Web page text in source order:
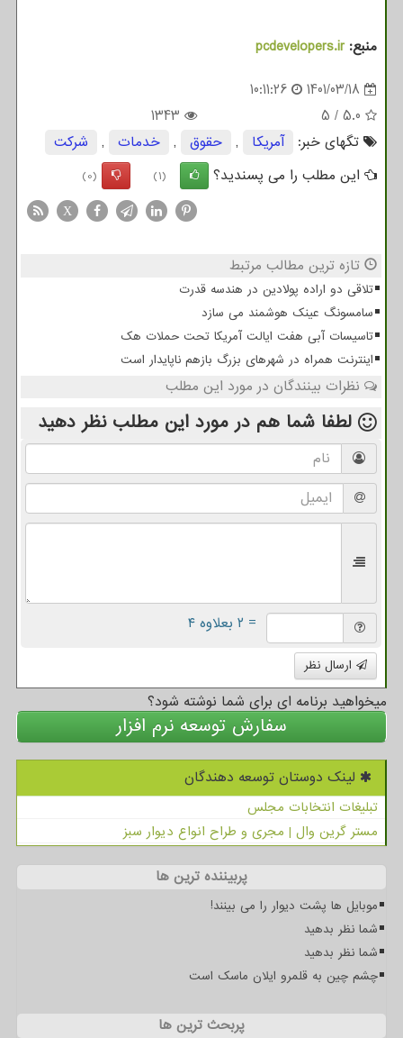
منبع:pcdevelopers.ir
1401/03/18
10:11:26
5.0
/
5
1343
تگهای خبر:
آمریكا , حقوق , خدمات ,
شركت
این مطلب را می پسندید؟
(1)
(0)
X
تازه ترین مطالب مرتبط
تلاقی دو اراده پولادین در هندسه قدرت
سامسونگ عینک هوشمند می سازد
تاسیسات آبی هفت ایالت آمریکا تحت حملات هک
اینترنت همراه در شهرهای بزرگ بازهم ناپایدار است
نظرات بینندگان در مورد این مطلب
لطفا شما هم در مورد این مطلب نظر دهید
= ۲ بعلاوه ۴
ارسال نظر
میخواهید برنامه ای برای شما نوشته شود؟
سفارش توسعه نرم افزار
لینک دوستان توسعه دهندگان
تبلیغات انتخابات مجلس
مستر گرین وال | مجری و طراح انواع دیوار سبز
پربیننده ترین ها
موبایل ها پشت دیوار را می بینند!
شما نظر بدهید
شما نظر بدهید
چشم چین به قلمرو ایلان ماسک است
پربحث ترین ها